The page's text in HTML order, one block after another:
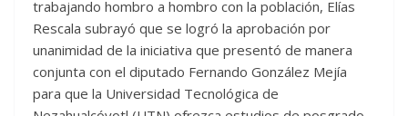
trabajando hombro a hombro con la población, Elías
Rescala subrayó que se logró la aprobación por
unanimidad de la iniciativa que presentó de manera
conjunta con el diputado Fernando González Mejía
para que la Universidad Tecnológica de